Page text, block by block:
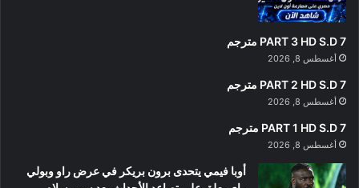
PART 3 HD S.D 7 مترجم
أغسطس 8, 2026
PART 2 HD S.D 7 مترجم
أغسطس 8, 2026
PART 1 HD S.D 7 مترجم
أغسطس 8, 2026
أوبا فيمي يتحدى برون بريكر في عرض راو وبولي